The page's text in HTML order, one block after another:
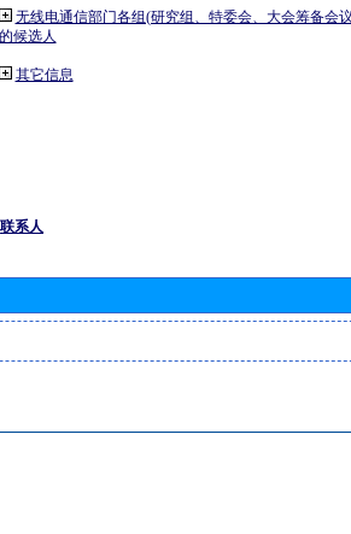
无线电通信部门各组(研究组、特委会、大会筹备会
的候选人
其它信息
联系人